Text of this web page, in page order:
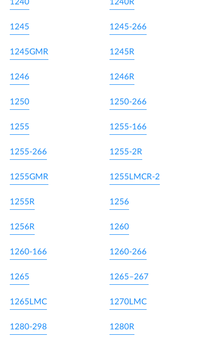
1240 1240R
1245 1245-266
1245GMR 1245R
1246 1246R
1250 1250-266
1255 1255-166
1255-266 1255-2R
1255GMR 1255LMCR-2
1255R 1256
1256R 1260
1260-166 1260-266
1265 1265–267
1265LMC 1270LMC
1280-298 1280R